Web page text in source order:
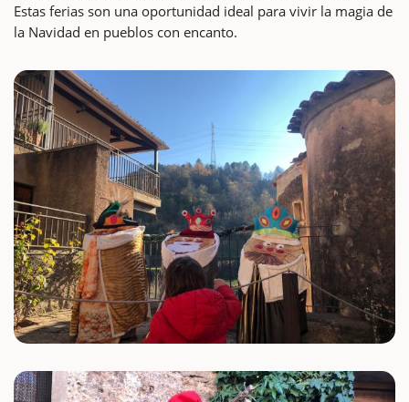
Estas ferias son una oportunidad ideal para vivir la magia de
la Navidad en pueblos con encanto.